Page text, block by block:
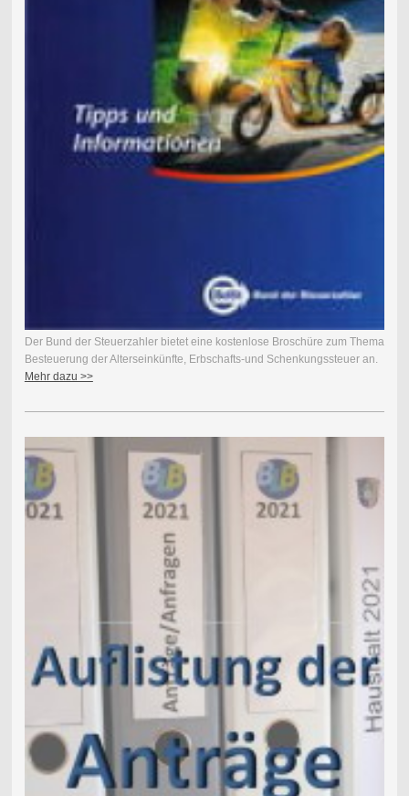
Der Bund der Steuerzahler bietet eine kostenlose Broschüre zum Thema
Besteuerung der Alterseinkünfte, Erbschafts-und Schenkungssteuer an.
Mehr dazu >>